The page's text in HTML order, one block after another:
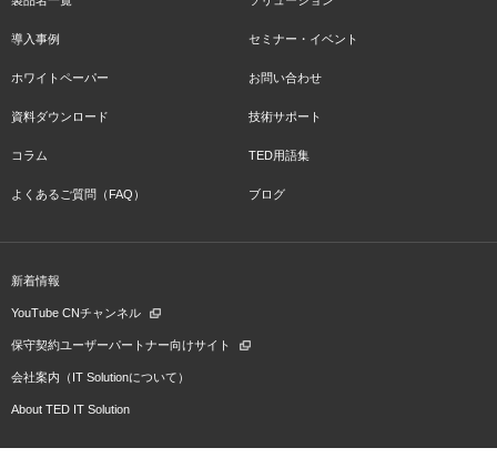
導入事例 セミナー・イベント
ホワイトペーパー お問い合わせ
資料ダウンロード 技術サポート
コラム TED用語集
よくあるご質問（FAQ） ブログ
新着情報
YouTube CNチャンネル
保守契約ユーザーパートナー向けサイト
会社案内（IT Solutionについて）
About TED IT Solution